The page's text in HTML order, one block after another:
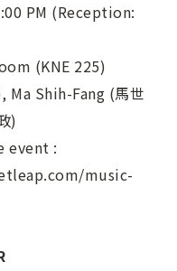
PM (Reception:
(KNE 225)
Ma Shih-Fang (馬世
)
event :
music-